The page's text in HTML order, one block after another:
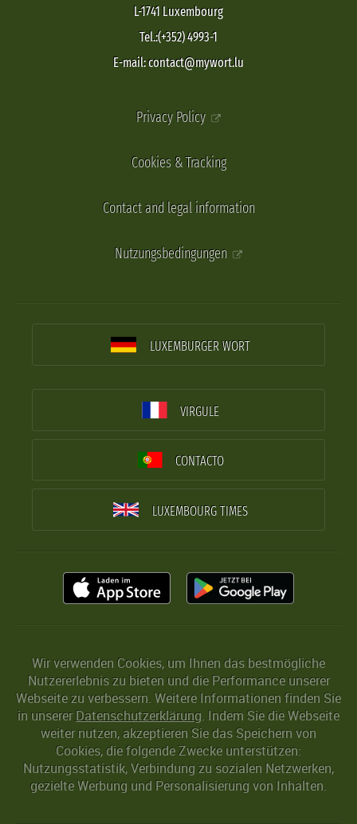
L-1741 Luxembourg
Tel.:(+352) 4993-1
E-mail: contact@mywort.lu
Privacy Policy
Cookies & Tracking
Contact and legal information
Nutzungsbedingungen
LUXEMBURGER WORT
VIRGULE
CONTACTO
LUXEMBOURG TIMES
Wir verwenden Cookies, um Ihnen das bestmögliche
Nutzererlebnis zu bieten und die Performance unserer
Webseite zu verbessern. Weitere Informationen finden Sie
in unserer Datenschutzerklärung. Indem Sie die Webseite
weiter nutzen, akzeptieren Sie das Speichern von
Cookies, die folgende Zwecke unterstützen:
Nutzungsstatistik, Verbindung zu sozialen Netzwerken,
gezielte Werbung und Personalisierung von Inhalten.